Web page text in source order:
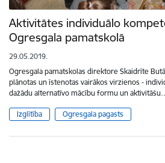
Aktivitātes individuālo
Ogresgala pamatskolā
29.05.2019.
Ogresgala pamatskolas direktore Skaidrīte
plānotas un īstenotas vairākos virzienos -
dažādu alternatīvo mācību formu un
Izglītība Ogresgala pagasts